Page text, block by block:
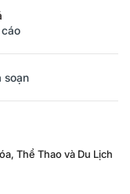
soạn
Thể Thao và Du Lịch